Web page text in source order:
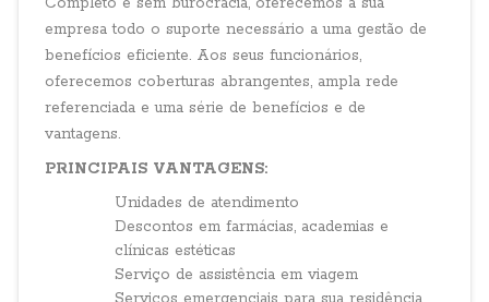
empresa todo o suporte necessário a uma gestão de
benefícios eficiente. Aos seus funcionários,
oferecemos coberturas abrangentes, ampla rede
referenciada e uma série de benefícios e de
vantagens.
PRINCIPAIS VANTAGENS:
Unidades de atendimento
Descontos em farmácias, academias e
clínicas estéticas
Serviço de assistência em viagem